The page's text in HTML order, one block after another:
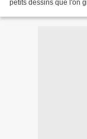
petits dessins que l'on